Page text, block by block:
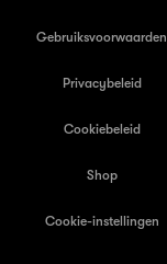
Gebruiksvoorwaarden
Privacybeleid
Cookiebeleid
Shop
Cookie-instellingen